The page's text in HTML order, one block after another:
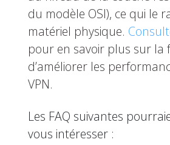
du modèle OSI), ce qui le
matériel physique.
pour en savoir plus sur la
d’améliorer les
VPN.
Les FAQ suivantes
vous intéresser :